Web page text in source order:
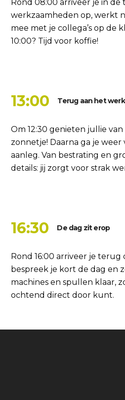
Rond 08:00 arriveer je in de
werkzaamheden op, werkt
mee met je collega’s op de
10:00? Tijd voor koffie!
13:00 Terug aan het werk
Om 12:30 genieten jullie
zonnetje! Daarna ga je
aanleg. Van bestrating en
details: jij zorgt voor strak
16:30 De dag zit erop
Rond 16:00 arriveer je terug
bespreek je kort de dag en
machines en spullen klaar,
ochtend direct door kunt.